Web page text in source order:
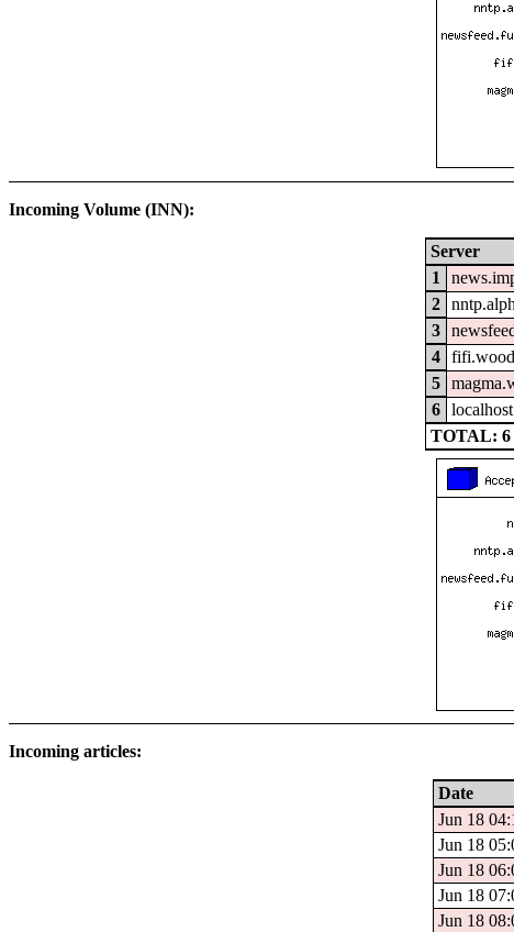
Incoming Volume (INN):
Server
1
2
3
4
5
6
localhost
TOTAL: 6
Incoming articles:
Date
Jun 18
Jun 18
Jun 18
Jun 18
Jun 18